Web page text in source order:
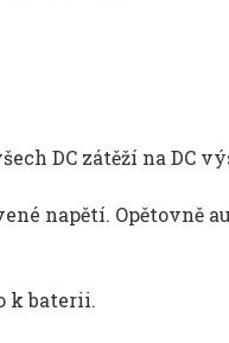
DC zátěží na DC
napětí. Opětovně
k baterii.